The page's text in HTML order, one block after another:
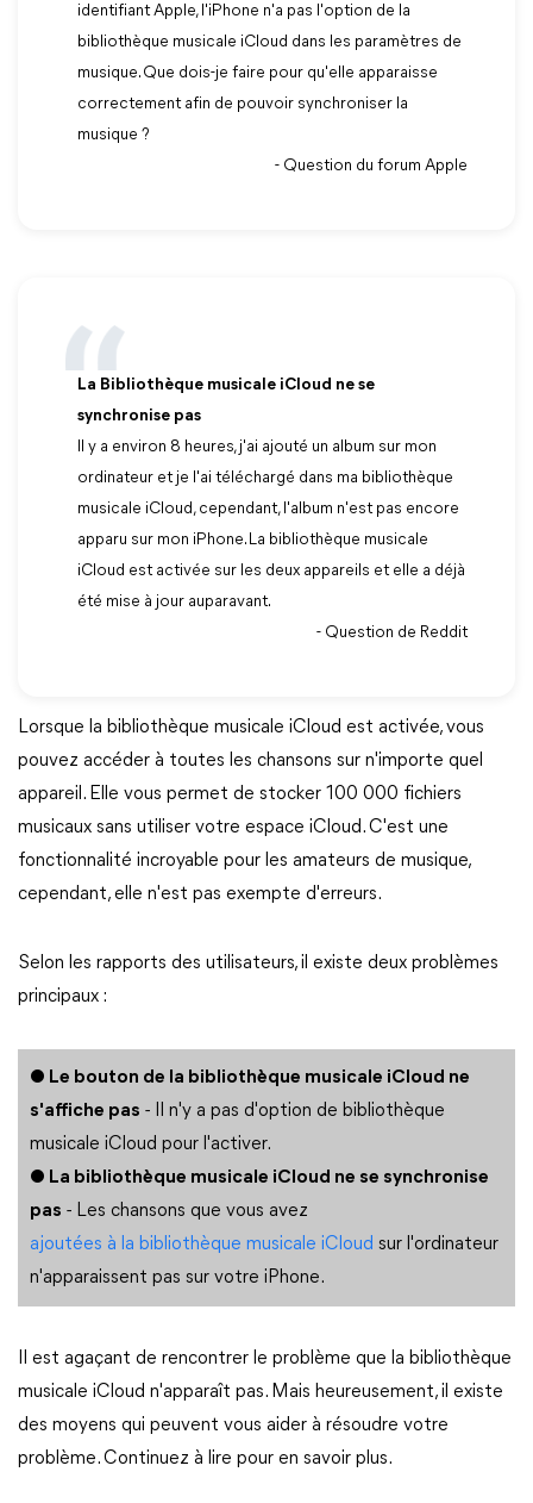
identifiant Apple, l'iPhone n'a pas l'option de la
bibliothèque musicale iCloud dans les paramètres de
musique. Que dois-je faire pour qu'elle apparaisse
correctement afin de pouvoir synchroniser la
musique ?
- Question du forum Apple
La Bibliothèque musicale iCloud ne se
synchronise pas
Il y a environ 8 heures, j'ai ajouté un album sur mon
ordinateur et je l'ai téléchargé dans ma bibliothèque
musicale iCloud, cependant, l'album n'est pas encore
apparu sur mon iPhone. La bibliothèque musicale
iCloud est activée sur les deux appareils et elle a déjà
été mise à jour auparavant.
- Question de Reddit
Lorsque la bibliothèque musicale iCloud est activée, vous
pouvez accéder à toutes les chansons sur n'importe quel
appareil. Elle vous permet de stocker 100 000 fichiers
musicaux sans utiliser votre espace iCloud. C'est une
fonctionnalité incroyable pour les amateurs de musique,
cependant, elle n'est pas exempte d'erreurs.
Selon les rapports des utilisateurs, il existe deux problèmes
principaux :
● Le bouton de la bibliothèque musicale iCloud ne
s'affiche pas - Il n'y a pas d'option de bibliothèque
musicale iCloud pour l'activer.
● La bibliothèque musicale iCloud ne se synchronise
pas - Les chansons que vous avez
ajoutées à la bibliothèque musicale iCloud sur l'ordinateur
n'apparaissent pas sur votre iPhone.
Il est agaçant de rencontrer le problème que la bibliothèque
musicale iCloud n'apparaît pas. Mais heureusement, il existe
des moyens qui peuvent vous aider à résoudre votre
problème. Continuez à lire pour en savoir plus.